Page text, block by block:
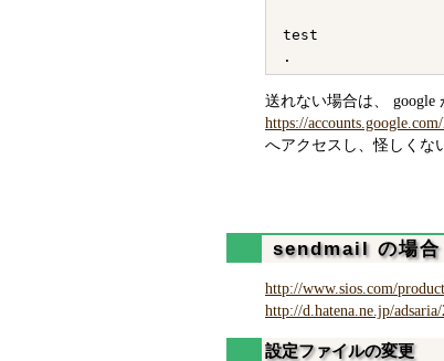
test
送れない場合は、 google
https://
へアクセスし、怪しくな
sendmail の場合
http://www.sios.com/
http://d.hatena.ne.jp/
設定ファイルの変更